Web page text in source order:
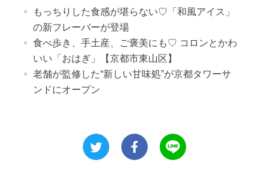
もっちりした食感が堪らない♡「和風アイス」
の新フレーバーが登場
食べ歩き、手土産、ご褒美にも♡ コロンとかわ
いい「おはぎ」【京都市東山区】
老舗が監修した“新しい甘味処”が京都タワーサ
ンドにオープン